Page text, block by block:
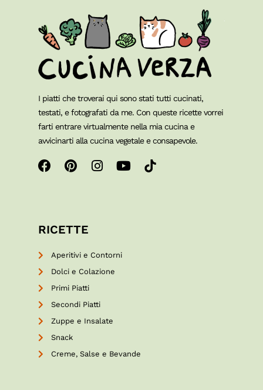
I piatti che troverai qui sono stati tutti cucinati,
testati, e fotografati da me. Con queste ricette vorrei
farti entrare virtualmente nella mia cucina e
avvicinarti alla cucina vegetale e consapevole.
RICETTE
Aperitivi e Contorni
Dolci e Colazione
Primi Piatti
Secondi Piatti
Zuppe e Insalate
Snack
Creme, Salse e Bevande